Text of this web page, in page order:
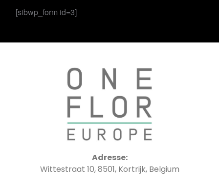
[sibwp_form id=3]
Adresse:
Wittestraat 10, 8501, Kortrijk, Belgium